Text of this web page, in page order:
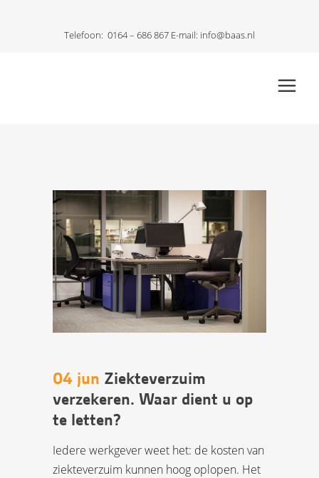
Telefoon: 0164 – 686 867 E-mail: info@baas.nl
04 jun Ziekteverzuim
verzekeren. Waar dient u op
te letten?
Iedere werkgever weet het: de kosten van
ziekteverzuim kunnen hoog oplopen. Het